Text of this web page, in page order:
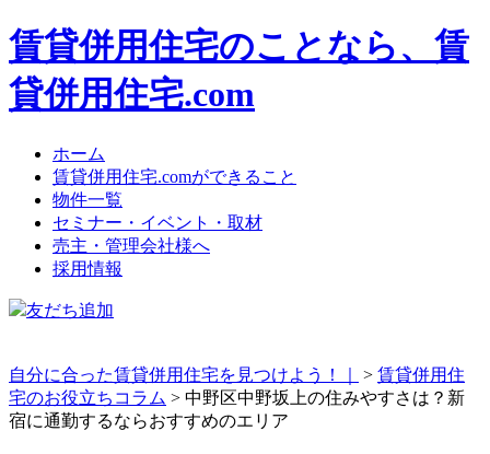
賃貸併用住宅のことなら、賃
貸併用住宅.com
ホーム
賃貸併用住宅.comができること
物件一覧
セミナー・イベント・取材
売主・管理会社様へ
採用情報
友だち追加
自分に合った賃貸併用住宅を見つけよう！｜ > 賃貸併用住
宅のお役立ちコラム > 中野区中野坂上の住みやすさは？新
宿に通勤するならおすすめのエリア